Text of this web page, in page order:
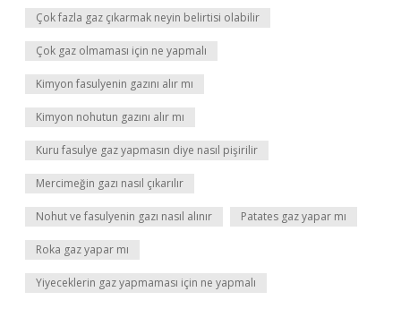
Çok fazla gaz çıkarmak neyin belirtisi olabilir
Çok gaz olmaması için ne yapmalı
Kimyon fasulyenin gazını alır mı
Kimyon nohutun gazını alır mı
Kuru fasulye gaz yapmasın diye nasıl pişirilir
Mercimeğin gazı nasıl çıkarılır
Nohut ve fasulyenin gazı nasıl alınır Patates gaz yapar mı
Roka gaz yapar mı
Yiyeceklerin gaz yapmaması için ne yapmalı